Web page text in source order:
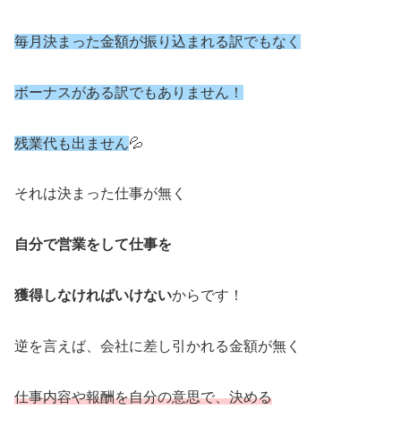
毎月決まった金額が振り込まれる訳でもなく
ボーナスがある訳でもありません！
残業代も出ません💦
それは決まった仕事が無く
自分で営業をして仕事を
獲得しなければいけないからです！
逆を言えば、会社に差し引かれる金額が無く
仕事内容や報酬を自分の意思で、決める